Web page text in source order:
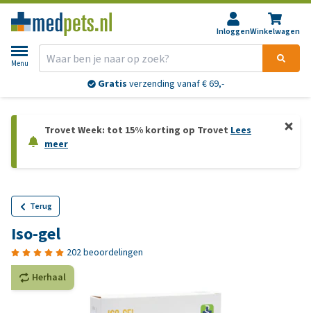
InloggenWinkelwagen
Menu
Gratis verzending vanaf € 69,-
Trovet Week: tot 15% korting op Trovet Lees
meer
Terug
Iso-gel
202 beoordelingen
Herhaal